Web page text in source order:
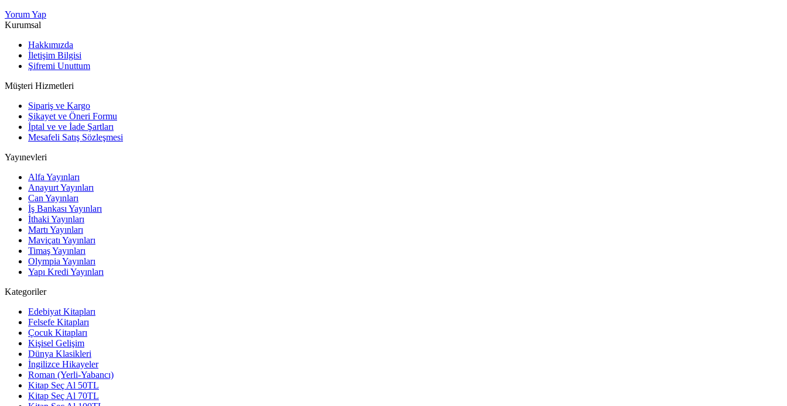
Yorum Yap
Kurumsal
Hakkımızda
İletişim Bilgisi
Şifremi Unuttum
Müşteri Hizmetleri
Sipariş ve Kargo
Şikayet ve Öneri Formu
İptal ve ve İade Şartları
Mesafeli Satış Sözleşmesi
Yayınevleri
Alfa Yayınları
Anayurt Yayınları
Can Yayınları
İş Bankası Yayınları
İthaki Yayınları
Martı Yayınları
Maviçatı Yayınları
Timaş Yayınları
Olympia Yayınları
Yapı Kredi Yayınları
Kategoriler
Edebiyat Kitapları
Felsefe Kitapları
Çocuk Kitapları
Kişisel Gelişim
Dünya Klasikleri
İngilizce Hikayeler
Roman (Yerli-Yabancı)
Kitap Seç Al 50TL
Kitap Seç Al 70TL